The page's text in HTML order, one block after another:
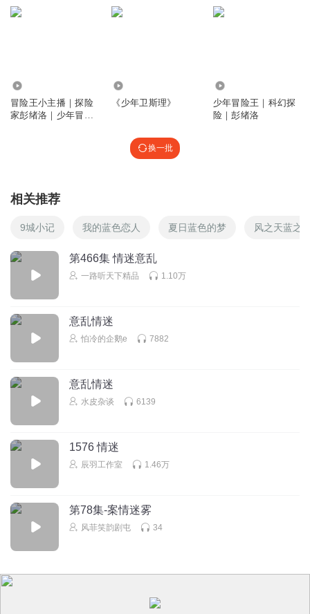
冒险王小主播｜探险
家彭绪洛｜少年冒险
《少年卫斯理》
少年冒险王｜科幻探
险｜彭绪洛
换一批
相关推荐
9城小记 我的蓝色恋人 夏日蓝色的梦 风之天蓝之
第466集 情迷意乱
一路听天下精品 1.10万
意乱情迷
怕冷的企鹅e 7882
意乱情迷
水皮杂谈 6139
1576 情迷
辰羽工作室 1.46万
第78集-案情迷雾
风菲笑韵剧屯 34